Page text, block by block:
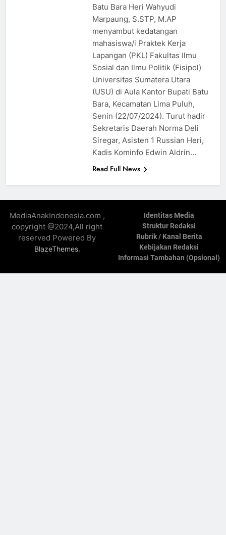
Batu Bara Heri Wahyudi
Marpaung, S.STP, M.AP
menyambut kedatangan
mahasiswa/i Praktek Kerja
Lapangan (PKL) Fakultas Ilmu
Sosial dan Ilmu Politik (Fisipol)
Universitas Sumatera Utara
(USU) di Aula Kantor Bupati Batu
Bara, Kecamatan Lima Puluh,
Senin (22/07/2024). Turut hadir
Sekretaris Daerah Norma Deli
Siregar, Asisten 1 Russian Heri,
Kadis Kominfo Edwin Aldrin…
Read Full News
MediaAnakIndonesia.com ,
copyright @2024,All right
reserved Powered By
BlazeThemes.
Identitas Media
Struktur Redaksi
Rubrik / Kanal Berita
Kebijakan Redaksi
Informasi Tambahan (Opsional)